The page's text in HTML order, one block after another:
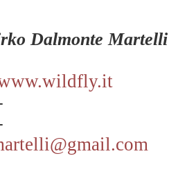
Dalmonte Martelli